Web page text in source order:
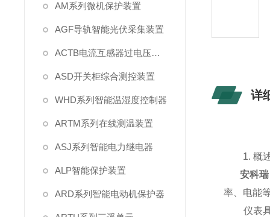
AM系列微机保护装置
AGF导轨智能光伏采集装置
ACTB电流互感器过电压保护
ASD开关柜综合测控装置
WHD系列智能温湿度控制器
ARTM系列在线测温装置
ASJ系列智能电力继电器
ALP智能保护装置
ARD系列智能电动机保护器
详
1. 概
安科
率、电能
仪表具